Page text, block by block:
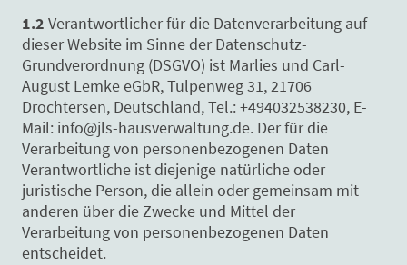
1.2 Verantwortlicher für die Datenverarbeitung auf
dieser Website im Sinne der Datenschutz-
Grundverordnung (DSGVO) ist Marlies und Carl-
August Lemke eGbR, Tulpenweg 31, 21706
Drochtersen, Deutschland, Tel.: +494032538230, E-
Mail: info@jls-hausverwaltung.de. Der für die
Verarbeitung von personenbezogenen Daten
Verantwortliche ist diejenige natürliche oder
juristische Person, die allein oder gemeinsam mit
anderen über die Zwecke und Mittel der
Verarbeitung von personenbezogenen Daten
entscheidet.